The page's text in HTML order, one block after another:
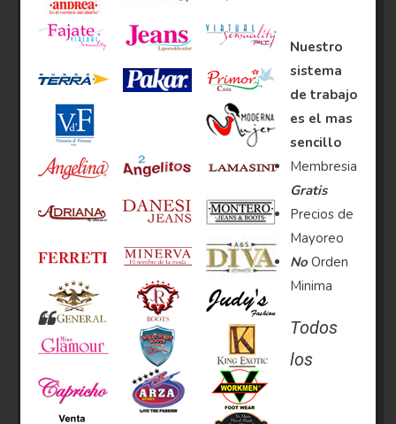
Nuestro
sistema
de trabajo
es el mas
sencillo
Membresia
Gratis
Precios de
Mayoreo
No Orden
Minima
Todos
los